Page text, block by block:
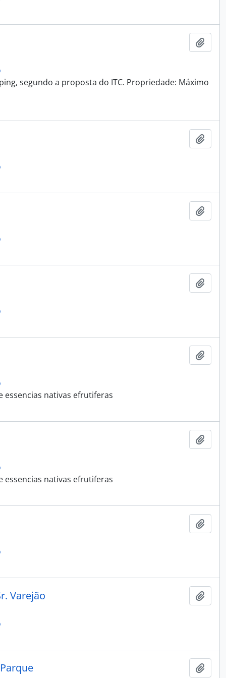
segundo a proposta do ITC. Propriedade: Máximo
nativas efrutiferas
nativas efrutiferas
Varejão